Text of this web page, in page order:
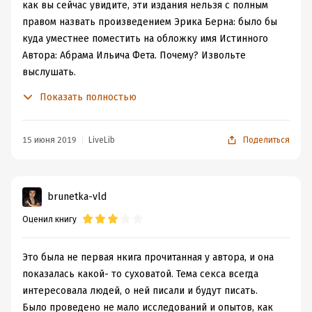
как вы сейчас увидите, эти издания нельзя с полным
правом назвать произведением Эрика Берна: было бы
куда уместнее поместить на обложку имя Истинного
Автора: Абрама Ильича Фета. Почему? Извольте
выслушать.
Великим Человеком.) Википедия скромно сообщает:
физико-математических наук», что, конечно, едва
задевает поверхность этого Блестящего Таланта. К 44-
м годам Абрам Ильич вполне состоялся как учёный
преподавал. К несчастью для математики (и счастью
остальных наук), в это время Абрам Ильич был уволен
«за независимый характер» («и прямоту, с которой он
говорил о профессиональных и человеческих
Показать полностью
15 июня 2019 LiveLib Поделиться
brunetka-vld
Оценил книгу
Это была не первая нкига прочитанная у автора, и она
показалась какой- то суховатой. Тема секса всегда
интересовала людей, о ней писали и будут писать.
Было проведено не мало исследований и опытов, как